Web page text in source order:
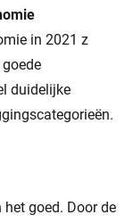
in 2021 z
duidelijke
goed. Door de